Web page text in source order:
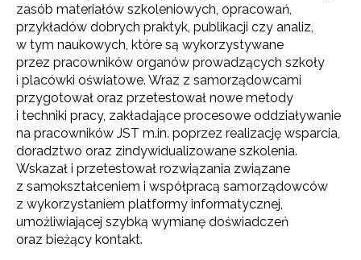
zasób materiałów szkoleniowych, opracowań,
przykładów dobrych praktyk, publikacji czy analiz,
w tym naukowych, które są wykorzystywane
przez pracowników organów prowadzących szkoły
i placówki oświatowe. Wraz z samorządowcami
przygotował oraz przetestował nowe metody
i techniki pracy, zakładające procesowe oddziaływanie
na pracowników JST m.in. poprzez realizację wsparcia,
doradztwo oraz zindywidualizowane szkolenia.
Wskazał i przetestował rozwiązania związane
z samokształceniem i współpracą samorządowców
z wykorzystaniem platformy informatycznej,
umożliwiającej szybką wymianę doświadczeń
oraz bieżący kontakt.